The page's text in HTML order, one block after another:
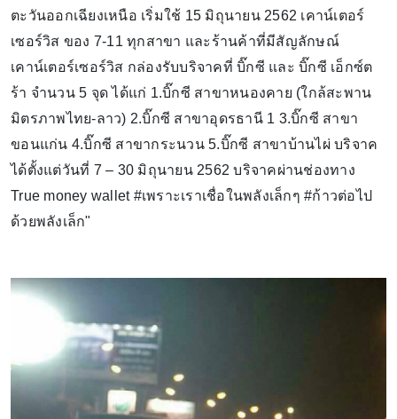
ตะวันออกเฉียงเหนือ เริ่มใช้ 15 มิถุนายน 2562 เคาน์เตอร์
เซอร์วิส ของ 7-11 ทุกสาขา และร้านค้าที่มีสัญลักษณ์
เคาน์เตอร์เซอร์วิส กล่องรับบริจาคที่ บิ๊กซี และ บิ๊กซี เอ็กซ์ต
ร้า จำนวน 5 จุด ได้แก่ 1.บิ๊กซี สาขาหนองคาย (ใกล้สะพาน
มิตรภาพไทย-ลาว) 2.บิ๊กซี สาขาอุดรธานี 1 3.บิ๊กซี สาขา
ขอนแก่น 4.บิ๊กซี สาขากระนวน 5.บิ๊กซี สาขาบ้านไผ่ บริจาค
ได้ตั้งแต่วันที่ 7 – 30 มิถุนายน 2562 บริจาคผ่านช่องทาง
True money wallet #เพราะเราเชื่อในพลังเล็กๆ #ก้าวต่อไป
ด้วยพลังเล็ก"